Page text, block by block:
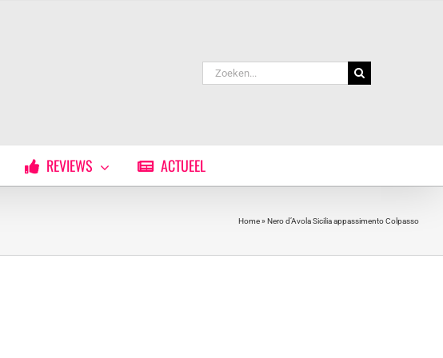
Zoeken
naar:
REVIEWS ACTUEEL
Home» Nero d’Avola Sicilia appassimento Colpasso